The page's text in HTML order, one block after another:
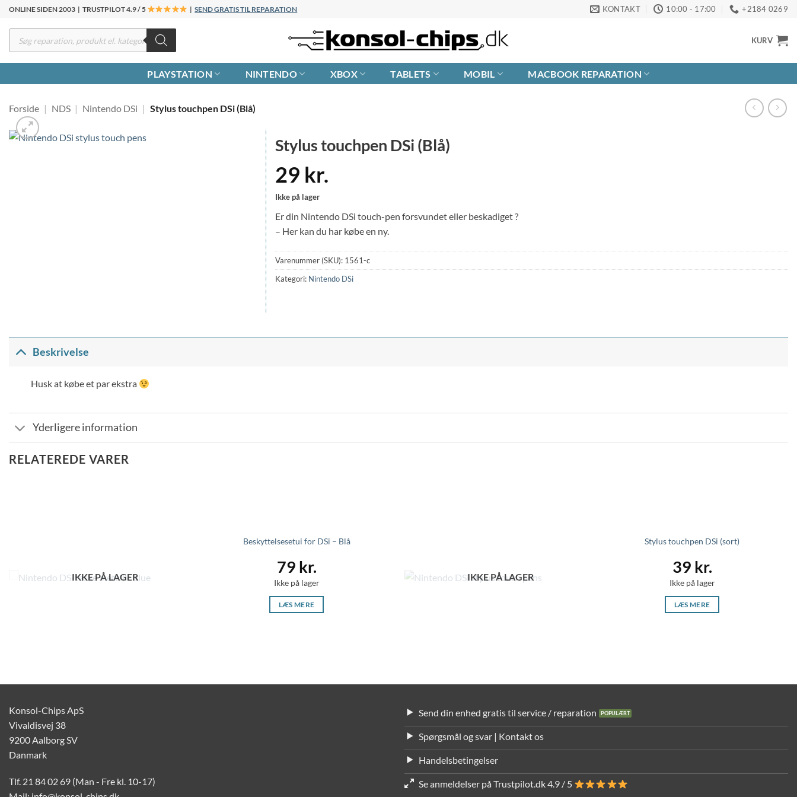
Fortsæt
indhold
ONLINE SIDEN 2003 | TRUSTPILOT 4.9 / 5 |SEND GRATIS TIL REPARATION KONTAKT 10:00 - 17:00 +2184 0269
Products
search
KURV
PLAYSTATION NINTENDO XBOX TABLETS MOBIL MACBOOK REPARATION
Forside | NDS | Nintendo DSi | Stylus touchpen DSi (Blå)
Stylus touchpen DSi (Blå)
29 kr.
Ikke på lager
Er din Nintendo DSi touch-pen forsvundet eller beskadiget ?
– Her kan du har købe en ny.
Varenummer (SKU): 1561-c
Kategori: Nintendo DSi
Beskrivelse
Husk at købe et par ekstra
Yderligere information
RELATEREDE VARER
IKKE PÅ LAGER
Beskyttelsesetui for DSi – Blå
79 kr.
Ikke på lager
LÆS MERE
IKKE PÅ LAGER
Stylus touchpen DSi (sort)
39 kr.
Ikke på lager
LÆS MERE
Konsol-Chips ApS
Vivaldisvej 38
9200 Aalborg SV
Danmark
Tlf. 21 84 02 69 (Man - Fre kl. 10-17)
Send din enhed gratis til service / reparation
Spørgsmål og svar | Kontakt os
Handelsbetingelser
Se anmeldelser på Trustpilot.dk 4.9 / 5